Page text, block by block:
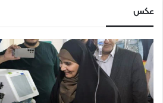
عکس
ح
ض
و
د